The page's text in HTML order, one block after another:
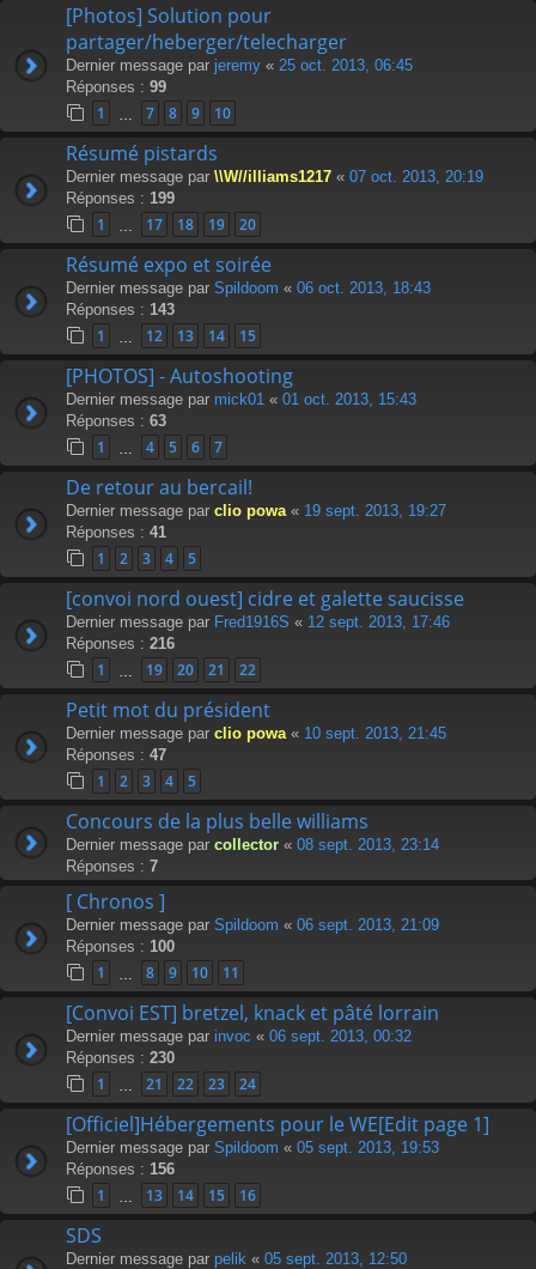
[Photos] Solution pour
partager/heberger/telecharger
Dernier message par jeremy « 25 oct. 2013, 06:45
Réponses : 99
1 7 8 9 10
Résumé pistards
Dernier message par \\W//illiams1217 « 07 oct. 2013, 20:19
Réponses : 199
1 17 18 19 20
Résumé expo et soirée
Dernier message par Spildoom « 06 oct. 2013, 18:43
Réponses : 143
1 12 13 14 15
[PHOTOS] - Autoshooting
Dernier message par mick01 « 01 oct. 2013, 15:43
Réponses : 63
1 4 5 6 7
De retour au bercail!
Dernier message par clio powa « 19 sept. 2013, 19:27
Réponses : 41
1 2 3 4 5
[convoi nord ouest] cidre et galette saucisse
Dernier message par Fred1916S « 12 sept. 2013, 17:46
Réponses : 216
1 19 20 21 22
Petit mot du président
Dernier message par clio powa « 10 sept. 2013, 21:45
Réponses : 47
1 2 3 4 5
Concours de la plus belle williams
Dernier message par collector « 08 sept. 2013, 23:14
Réponses : 7
[ Chronos ]
Dernier message par Spildoom « 06 sept. 2013, 21:09
Réponses : 100
1 8 9 10 11
[Convoi EST] bretzel, knack et pâté lorrain
Dernier message par invoc « 06 sept. 2013, 00:32
Réponses : 230
1 21 22 23 24
[Officiel]Hébergements pour le WE[Edit page 1]
Dernier message par Spildoom « 05 sept. 2013, 19:53
Réponses : 156
1 13 14 15 16
SDS
Dernier message par pelik « 05 sept. 2013, 12:50